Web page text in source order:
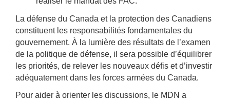
défense
2016
La défense du Canada et la protection des Canadiens
constituent les responsabilités fondamentales du
gouvernement. À la lumière des résultats de l’examen
de la politique de défense, il sera possible d’équilibrer
les priorités, de relever les nouveaux défis et d’investir
adéquatement dans les forces armées du Canada.
Pour aider à orienter les discussions, le MDN a